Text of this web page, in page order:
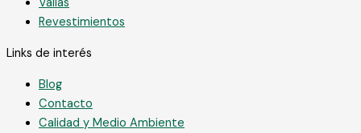
Vallas
Revestimientos
Links de interés
Blog
Contacto
Calidad y Medio Ambiente